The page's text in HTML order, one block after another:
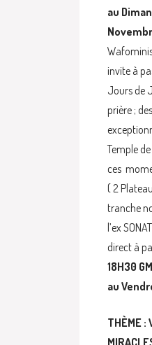
au
invite à
Jours de
prière ;
Temple
ces
( 2
tranche
l’ex
direct à
18H30
au
THÈME :